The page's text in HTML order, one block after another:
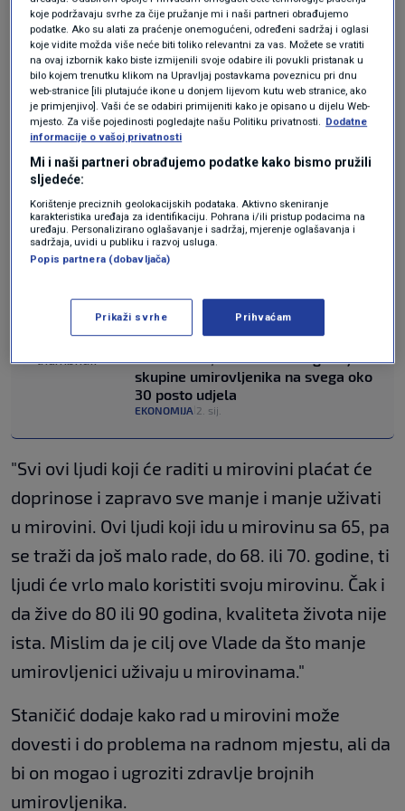
ukupnog broja umirovljenika koji rade, to je
stvarno minimum. Životni vijek se produljio, ali
mi ne možemo izbjeći starost. Morali bismo
demistificirati to da rad ne ovisi o
umirovljeniku nego o poslodavcu. Oni koji rade
iz potrebe, a takvih je najviše, to su deficitarna
zanimanja, više nisu fizički sposobni to raditi",
kaže Staničić.
Dodaje kako treba uzeti u obzir i kvalitetu
sposobnost.
Plaće rastu, a mirovine stagniraju: Tri
skupine umirovljenika na svega oko
30 posto udjela
EKONOMIJA 2. sij.
"Svi ovi ljudi koji će raditi u mirovini plaćat će
doprinose i zapravo sve manje i manje uživati
u mirovini. Ovi ljudi koji idu u mirovinu sa 65, pa
se traži da još malo rade, do 68. ili 70. godine, ti
ljudi će vrlo malo koristiti svoju mirovinu. Čak i
da žive do 80 ili 90 godina, kvaliteta života nije
ista. Mislim da je cilj ove Vlade da što manje
umirovljenici uživaju u mirovinama."
Staničić dodaje kako rad u mirovini može
dovesti i do problema na radnom mjestu, ali da
bi on mogao i ugroziti zdravlje brojnih
umirovljenika.
koje podržavaju svrhe za čije pružanje mi i naši partneri obrađujemo
podatke. Ako su alati za praćenje onemogućeni, određeni sadržaj i oglasi
koje vidite možda više neće biti toliko relevantni za vas. Možete se vratiti
na ovaj izbornik kako biste izmijenili svoje odabire ili povukli pristanak u
bilo kojem trenutku klikom na Upravljaj postavkama poveznicu pri dnu
web-stranice [ili plutajuće ikone u donjem lijevom kutu web stranice, ako
je primjenjivo]. Vaši će se odabiri primijeniti kako je opisano u dijelu Web-
mjesto. Za više pojedinosti pogledajte našu Politiku privatnosti. Dodatne
informacije o vašoj privatnosti
Mi i naši partneri obrađujemo podatke kako bismo pružili
sljedeće:
Korištenje preciznih geolokacijskih podataka. Aktivno skeniranje
karakteristika uređaja za identifikaciju. Pohrana i/ili pristup podacima na
uređaju. Personalizirano oglašavanje i sadržaj, mjerenje oglašavanja i
sadržaja, uvidi u publiku i razvoj usluga.
Popis partnera (dobavljača)
Prikaži svrhe Prihvaćam